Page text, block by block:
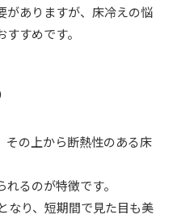
がありますが、床冷えの悩
すめです。
その上から断熱性のある床
るのが特徴です。
なり、短期間で見た目も美